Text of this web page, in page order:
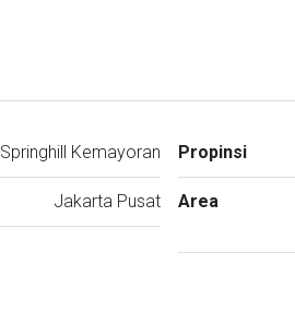
Springhill Kemayoran
Jakarta Pusat
Propinsi
Area